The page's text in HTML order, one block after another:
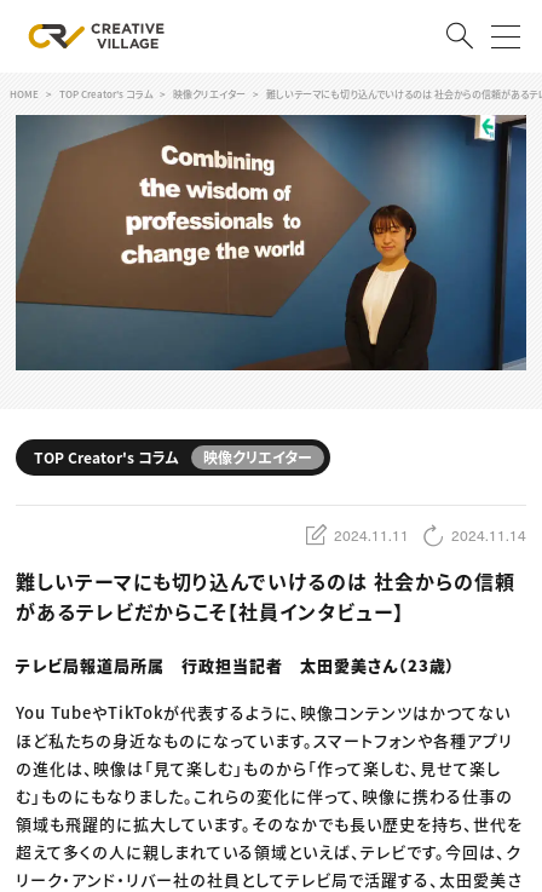
ログイン
RECRUIT
クリエイター求人を探す
採用説明会
スキルアップしたい！
デザイン
編集・ライティング
マーケティング
ディレクション
業界解説・キャリア事情
TOP Creator’s コラム
Webクリエイター
アプリクリエイター
ゲームクリエイター
映像クリエイター
クリエイターインタビュー
セミナー
ニュース・トレンド トップ
映像
ゲーム・エンタメ
広告
出版
CREATIVE VILLAGEからのお知らせ
プロフェッショナル×つながる×メディア
HOME TOP Creator's コラム 映像クリエイター 難しいテーマにも切り込んでいけるのは 社会からの信頼があるテレ
TOP Creator's コラム 映像クリエイター
2024.11.11 2024.11.14
難しいテーマにも切り込んでいけるのは 社会からの信頼
があるテレビだからこそ【社員インタビュー】
テレビ局報道局所属 行政担当記者 太田愛美さん（23歳）
You TubeやTikTokが代表するように、映像コンテンツはかつてない
ほど私たちの身近なものになっています。スマートフォンや各種アプリ
の進化は、映像は「見て楽しむ」ものから「作って楽しむ、見せて楽し
む」ものにもなりました。これらの変化に伴って、映像に携わる仕事の
領域も飛躍的に拡大しています。そのなかでも長い歴史を持ち、世代を
超えて多くの人に親しまれている領域といえば、テレビです。今回は、ク
リーク・アンド・リバー社の社員としてテレビ局で活躍する、太田愛美さ